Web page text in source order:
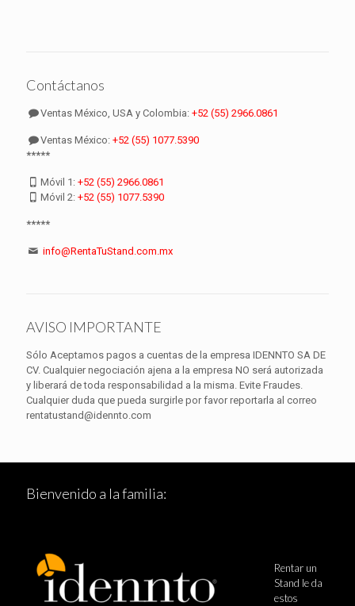
Contáctanos
Ventas México, USA y Colombia:+52 (55) 2966.0861
Ventas México:+52 (55) 1077.5390
*****
Móvil 1:+52 (55) 2966.0861
Móvil 2:+52 (55) 1077.5390
*****
info@RentaTuStand.com.mx
AVISO IMPORTANTE
Sólo Aceptamos pagos a cuentas de la empresa IDENNTO SA DE
CV. Cualquier negociación ajena a la empresa NO será autorizada
y liberará de toda responsabilidad a la misma. Evite Fraudes.
Cualquier duda que pueda surgirle por favor reportarla al correo
rentatustand@idennto.com
Bienvenido a la familia:
Rentar un
Stand le da
estos